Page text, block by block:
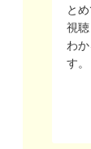
と
視
わ
す。